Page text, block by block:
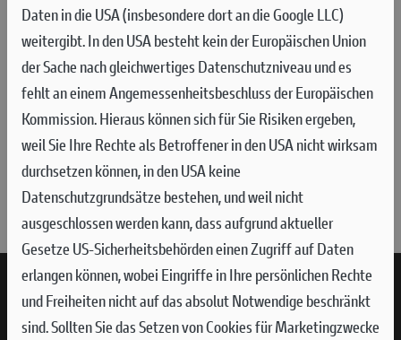
Die mit deinem Motorrad gelieferte Bedienungsanleitung
bietet dir wertvolle Informationen über deine Ducati – vom
Farbcode über die Spezifikationen elektronischer und
mechanischer Komponenten bis hin zu den Details des
Serviceplans. Über den folgenden Link kannst du nach Eingabe
von Modell und Modelljahr deine digitale Version der
Betriebsanleitung kostenlos herunterladen:
SUCHEN - DOWNLOAD
Daten in die USA (insbesondere dort an die Google LLC)
weitergibt. In den USA besteht kein der Europäischen Union
der Sache nach gleichwertiges Datenschutzniveau und es
fehlt an einem Angemessenheitsbeschluss der Europäischen
Kommission. Hieraus können sich für Sie Risiken ergeben,
weil Sie Ihre Rechte als Betroffener in den USA nicht wirksam
durchsetzen können, in den USA keine
Datenschutzgrundsätze bestehen, und weil nicht
ausgeschlossen werden kann, dass aufgrund aktueller
Gesetze US-Sicherheitsbehörden einen Zugriff auf Daten
erlangen können, wobei Eingriffe in Ihre persönlichen Rechte
und Freiheiten nicht auf das absolut Notwendige beschränkt
sind.Sollten Sie das Setzen von Cookies für Marketingzwecke